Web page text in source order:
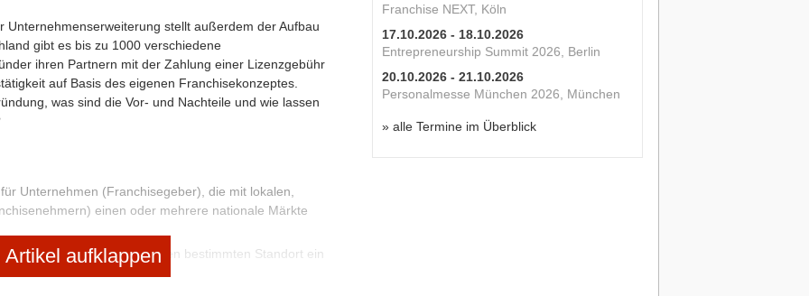
Franchise NEXT, Köln
17.10.2026 - 18.10.2026
Entrepreneurship Summit 2026, Berlin
20.10.2026 - 21.10.2026
Personalmesse München 2026, München
» alle Termine im Überblick
Unternehmenserweiterung stellt außerdem der Aufbau
gibt es bis zu 1000 verschiedene
ihren Partnern mit der Zahlung einer Lizenzgebühr
auf Basis des eigenen Franchisekonzeptes.
was sind die Vor- und Nachteile und wie lassen
Unternehmen (Franchisegeber), die mit lokalen,
einen oder mehrere nationale Märkte
Franchisenehmer für einen bestimmten Standort ein
Artikel aufklappen